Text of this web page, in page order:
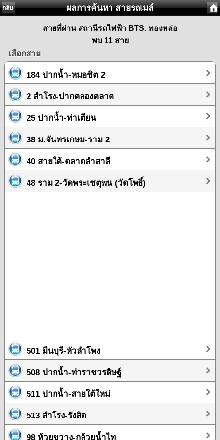
กลับ ผลการค้นหา สายรถเมล์
สายที่ผ่าน สถานีรถไฟฟ้า BTS. ทองหล่อ
พบ 11 สาย
เลือกสาย
184 ปากน้ำ-หมอชิต 2
2 สำโรง-ปากคลองตลาด
25 ปากน้ำ-ท่าเตียน
38 ม.จันทรเกษม-ราม 2
40 สายใต้-ตลาดลำสาลี
48 ราม 2-วัดพระเชตุพน (วัดโพธิ์)
501 มีนบุรี-หัวลำโพง
508 ปากน้ำ-ท่าราชวรดิษฐ์
511 ปากน้ำ-สายใต้ใหม่
513 สำโรง-รังสิต
98 ห้วยขวาง-กล้วยน้ำไท